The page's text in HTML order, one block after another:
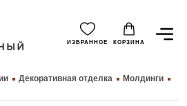
ИЗБРАННОЕ КОРЗИНА
Декоративная отделка
Молдинги